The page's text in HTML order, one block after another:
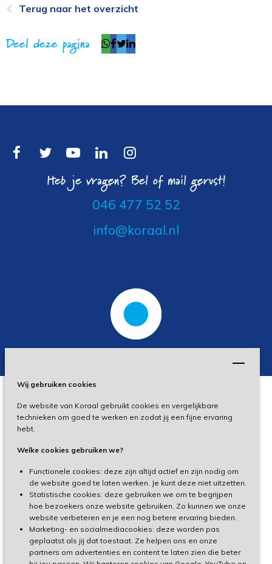
Wij gebruiken cookies
De website van Koraal gebruikt cookies en vergelijkbare
technieken om goed te werken en zodat jij een fijne ervaring
hebt.
Welke cookies gebruiken we?
Functionele cookies: deze zijn altijd actief en zijn nodig om
de website goed te laten werken. Je kunt deze niet uitzetten.
Statistische cookies: deze gebruiken we om te begrijpen
hoe bezoekers onze website gebruiken. Zo kunnen we onze
website verbeteren en je een nog betere ervaring bieden.
Marketing- en socialmediacookies: deze worden pas
geplaatst als jij dat toestaat. Ze helpen ons en onze
partners om advertenties en content te laten zien die beter
Terug naar het overzicht
Deel deze pagina
Heb je vragen? Bel of mail gerust!
046 477 52 52
info@koraal.nl
Privacy
Toegankelijkheid
Cliëntenportaal
Medewerkersportaal
TeamViewer